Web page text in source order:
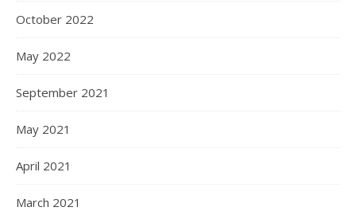
October 2022
May 2022
September 2021
May 2021
April 2021
March 2021